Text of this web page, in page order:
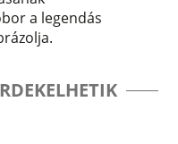
a legendás